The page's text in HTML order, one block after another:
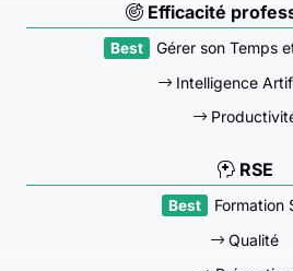
Efficacité
Gérer son Temps
Intelligence
RSE
Formation
Qualité